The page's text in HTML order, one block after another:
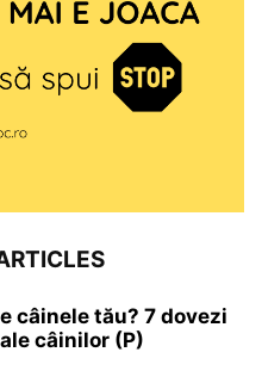
câinele tău? 7 dovezi
câinilor (P)